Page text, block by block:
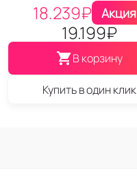
18.239₽ Акция
19.199₽
В корзину
Купить в один клик